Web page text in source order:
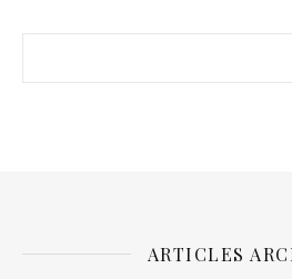
ARTICLES